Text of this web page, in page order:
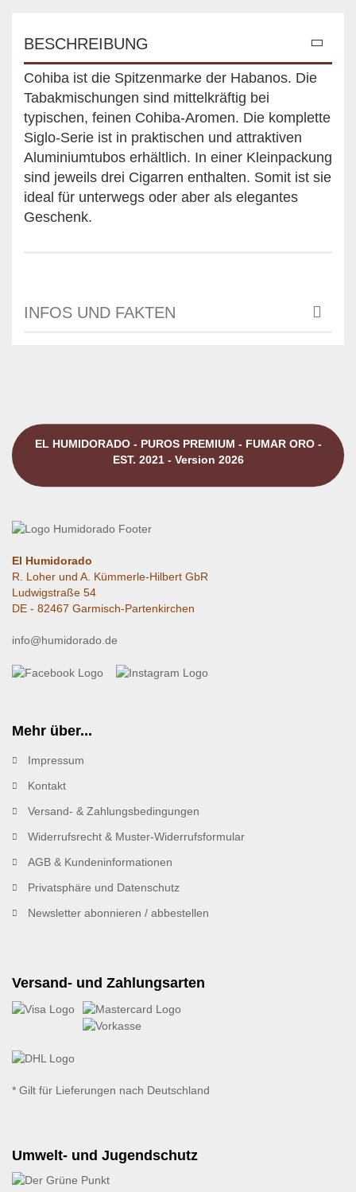
BESCHREIBUNG
Cohiba ist die Spitzenmarke der Habanos. Die
Tabakmischungen sind mittelkräftig bei
typischen, feinen Cohiba-Aromen. Die komplette
Siglo-Serie ist in praktischen und attraktiven
Aluminiumtubos erhältlich. In einer Kleinpackung
sind jeweils drei Cigarren enthalten. Somit ist sie
ideal für unterwegs oder aber als elegantes
Geschenk.
INFOS UND FAKTEN
EL HUMIDORADO - PUROS PREMIUM - FUMAR ORO -
EST. 2021 - Version 2026
El Humidorado
R. Loher und A. Kümmerle-Hilbert GbR
Ludwigstraße 54
DE - 82467 Garmisch-Partenkirchen
info@humidorado.de
Mehr über...
Impressum
Kontakt
Versand- & Zahlungsbedingungen
Widerrufsrecht & Muster-Widerrufsformular
AGB & Kundeninformationen
Privatsphäre und Datenschutz
Newsletter abonnieren / abbestellen
Versand- und Zahlungsarten
* Gilt für Lieferungen nach Deutschland
Umwelt- und Jugendschutz